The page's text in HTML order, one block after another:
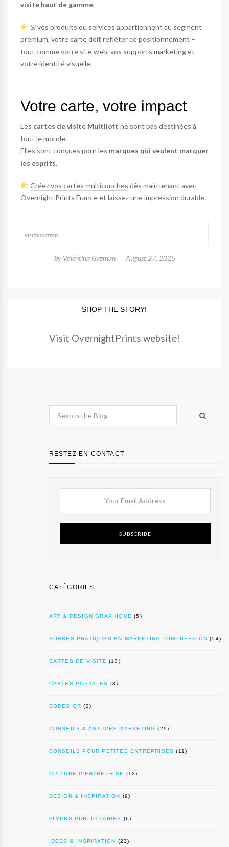
visite haut de gamme.
Si vos produits ou services appartiennent au segment
premium, votre carte doit refléter ce positionnement –
tout comme votre site web, vos supports marketing et
votre identité visuelle.
Votre carte, votre impact
Les cartes de visite Multiloft ne sont pas destinées à
tout le monde.
Elles sont conçues pour les marques qui veulent marquer
les esprits.
Créez vos cartes multicouches dès maintenant avec
Overnight Prints France et laissez une impression durable.
visitenkarten
by Valentina Guzman August 27, 2025
SHOP THE STORY!
Visit OvernightPrints website!
RESTEZ EN CONTACT
SUBSCRIBE
CATÉGORIES
ART & DESIGN GRAPHIQUE (5)
BONNES PRATIQUES EN MARKETING D’IMPRESSION (54)
CARTES DE VISITE (13)
CARTES POSTALES (3)
CODES QR (2)
CONSEILS & ASTUCES MARKETING (29)
CONSEILS POUR PETITES ENTREPRISES (11)
CULTURE D’ENTREPRISE (12)
DESIGN & INSPIRATION (9)
FLYERS PUBLICITAIRES (6)
IDÉES & INSPIRATION (23)